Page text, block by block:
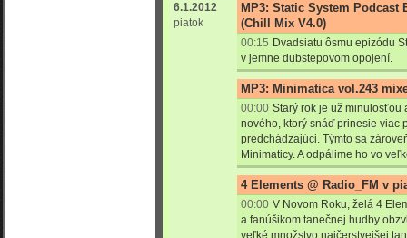
6.1.2012
piatok
MP3: Static System Podcast
(Chill Mix V4.0)
00:15 Dvadsiatu ôsmu epizódu
v jemne dubstepovom opojení.
MP3: Minimatica vol.243
00:00 Starý rok je už minulosťou
nového, ktorý snáď prinesie viac
predchádzajúci. Týmto sa
Minimaticy. A odpálime ho vo
4 Elements @ Radio_FM v
00:00 V Novom Roku, želá 4
a fanúšikom tanečnej hudby
veľké množstvo najčerstvejšej